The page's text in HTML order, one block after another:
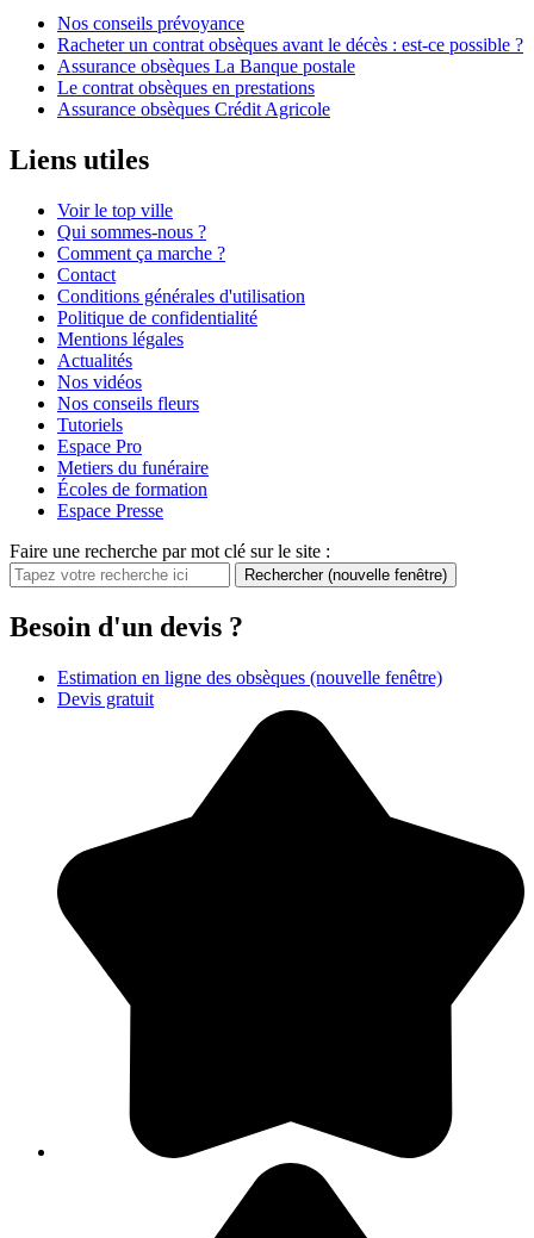
Nos conseils prévoyance
Racheter un contrat obsèques avant le décès : est-ce possible ?
Assurance obsèques La Banque postale
Le contrat obsèques en prestations
Assurance obsèques Crédit Agricole
Liens utiles
Voir le top ville
Qui sommes-nous ?
Comment ça marche ?
Contact
Conditions générales d'utilisation
Politique de confidentialité
Mentions légales
Actualités
Nos vidéos
Nos conseils fleurs
Tutoriels
Espace Pro
Metiers du funéraire
Écoles de formation
Espace Presse
Faire une recherche par mot clé sur le site :
Rechercher (nouvelle fenêtre)
Besoin d'un devis ?
Estimation en ligne des obsèques (nouvelle fenêtre)
Devis gratuit